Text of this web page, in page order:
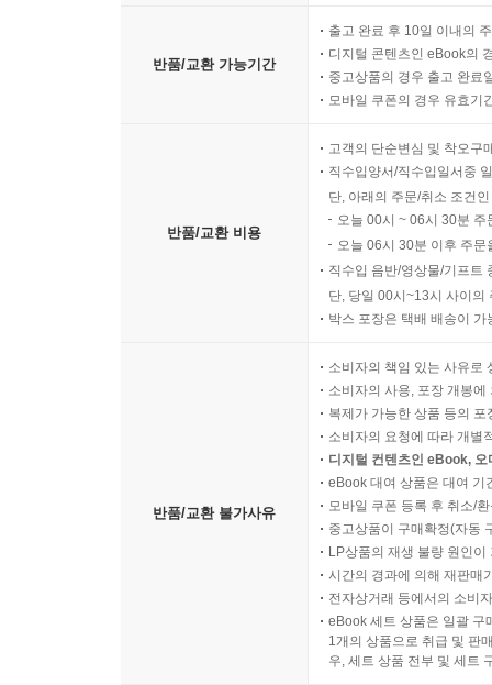
반품/교환 가능기간
출고 완료 후 10일 이내의
디지털 콘텐츠인 eBook의
중고상품의 경우 출고 완료
모바일 쿠폰의 경우 유효기
반품/교환 비용
고객의 단순변심 및 착오구
직수입양서/직수입일서중
단, 아래의 주문/취소 조건
오늘 00시 ~ 06시 30분
오늘 06시 30분 이후 주
직수입 음반/영상물/기프트
단, 당일 00시~13시 사이의
박스 포장은 택배 배송이
반품/교환 불가사유
소비자의 책임 있는 사유로
소비자의 사용, 포장 개봉
복제가 가능한 상품 등의
소비자의 요청에 따라 개별
디지털 컨텐츠인 eBook,
eBook 대여 상품은 대여 기
모바일 쿠폰 등록 후 취소/
중고상품이 구매확정(자동
LP상품의 재생 불량 원인
시간의 경과에 의해 재판매
전자상거래 등에서의 소비
eBook 세트 상품은 일괄 구
1개의 상품으로 취급 및 판
우, 세트 상품 전부 및 세트